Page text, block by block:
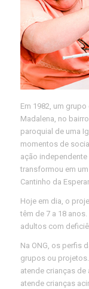
Em 1982, um
Madalena, no
paroquial de uma
momentos de
ação
transformou em
Cantinho da
Hoje em dia, o
têm de 7 a 18
adultos com
Na ONG, os perfis
grupos ou
atende crianças
atende crianças